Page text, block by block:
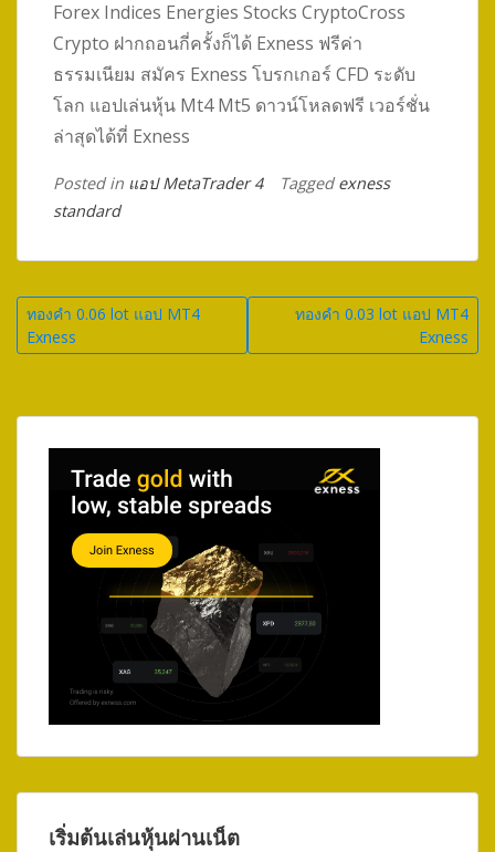
Forex Indices Energies Stocks CryptoCross
Crypto ฝากถอนกี่ครั้งก็ได้ Exness ฟรีค่า
ธรรมเนียม สมัคร Exness โบรกเกอร์ CFD ระดับ
โลก แอปเล่นหุ้น Mt4 Mt5 ดาวน์โหลดฟรี เวอร์ชั่น
ล่าสุดได้ที่ Exness
Posted in แอป MetaTrader 4 Taggedexness
standard
Post
navigation
ทองคำ 0.06 lot แอป MT4
Exness
ทองคำ 0.03 lot แอป MT4
Exness
เริ่มต้นเล่นหุ้นผ่านเน็ต